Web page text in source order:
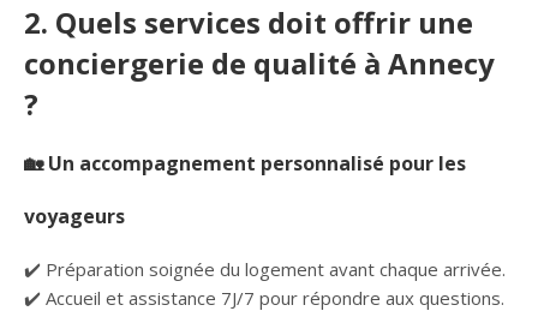
2. Quels services doit offrir une
conciergerie de qualité à Annecy
?
🏡 Un accompagnement personnalisé pour les
voyageurs
✔️ Préparation soignée du logement avant chaque arrivée.
✔️ Accueil et assistance 7J/7 pour répondre aux questions.